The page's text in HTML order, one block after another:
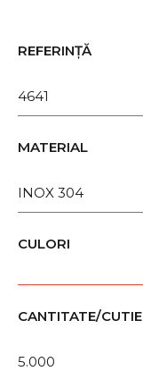
REFERINȚĂ
4641
MATERIAL
INOX 304
CULORI
CANTITATE/CUTIE
5.000